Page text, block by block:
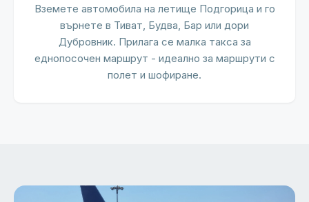
Вземете автомобила на летище Подгорица и го
върнете в Тиват, Будва, Бар или дори
Дубровник. Прилага се малка такса за
еднопосочен маршрут - идеално за маршрути с
полет и шофиране.